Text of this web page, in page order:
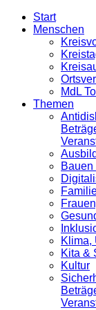
Start
Menschen
MdL
Themen
Bauen
Klima,
Kita &
Kultur